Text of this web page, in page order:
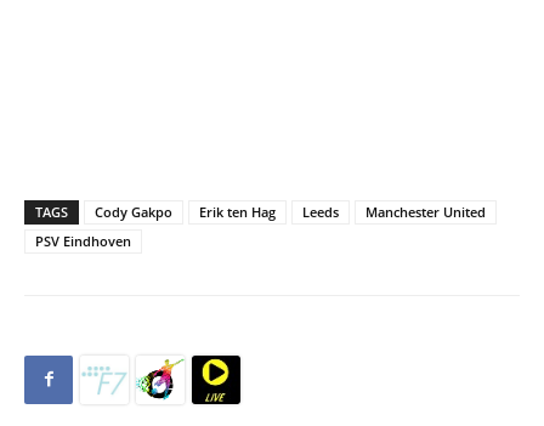
TAGS Cody Gakpo Erik ten Hag Leeds
Manchester United
PSV Eindhoven